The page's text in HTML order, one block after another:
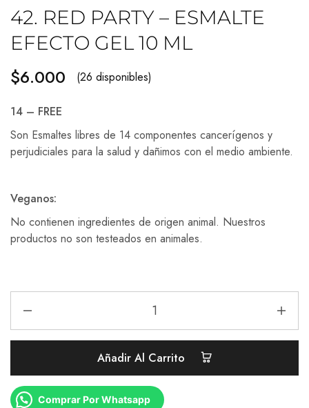
42. RED PARTY – ESMALTE
EFECTO GEL 10 ML
$6.000 (26 disponibles)
14 – FREE
Son Esmaltes libres de 14 componentes cancerígenos y
perjudiciales para la salud y dañimos con el medio ambiente.
Veganos:
No contienen ingredientes de origen animal. Nuestros
productos no son testeados en animales.
Añadir Al Carrito
Comprar Por Whatsapp